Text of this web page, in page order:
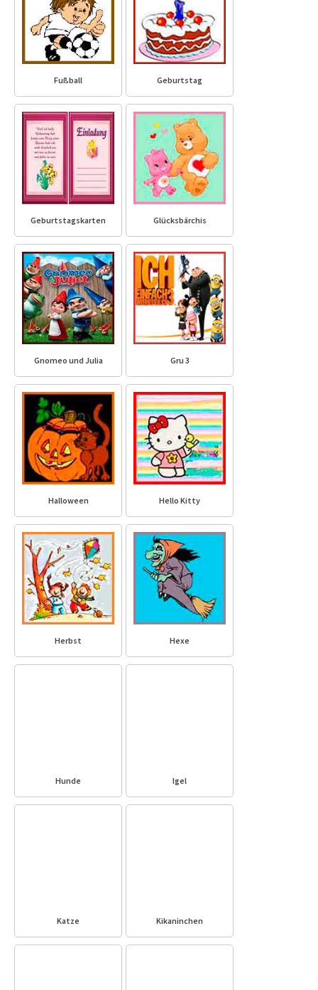
Fußball Geburtstag
Geburtstagskarten Glücksbärchis
Gnomeo und Julia Gru 3
Halloween Hello Kitty
Herbst Hexe
Hunde Igel
Katze Kikaninchen